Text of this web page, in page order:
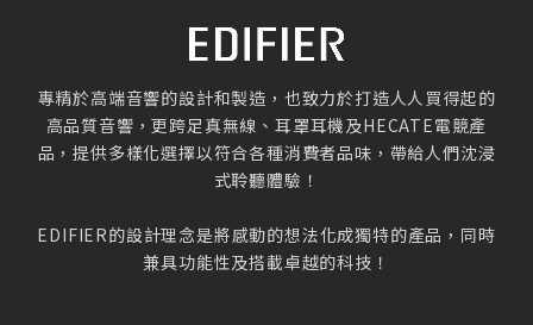
專精於高端音響的設計和製造，也致力於打造人人買得起的
高品質音響，更跨足真無線、耳罩耳機及HECATE電競產
品，提供多樣化選擇以符合各種消費者品味，帶給人們沈浸
式聆聽體驗！
EDIFIER的設計理念是將感動的想法化成獨特的產品，同時
兼具功能性及搭載卓越的科技！